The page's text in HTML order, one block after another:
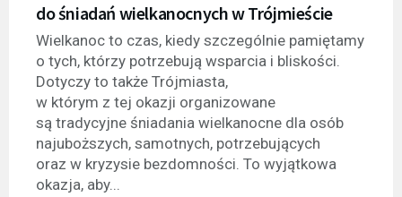
do śniadań wielkanocnych w Trójmieście
Wielkanoc to czas, kiedy szczególnie pamiętamy
o tych, którzy potrzebują wsparcia i bliskości.
Dotyczy to także Trójmiasta,
w którym z tej okazji organizowane
są tradycyjne śniadania wielkanocne dla osób
najuboższych, samotnych, potrzebujących
oraz w kryzysie bezdomności. To wyjątkowa
okazja, aby...